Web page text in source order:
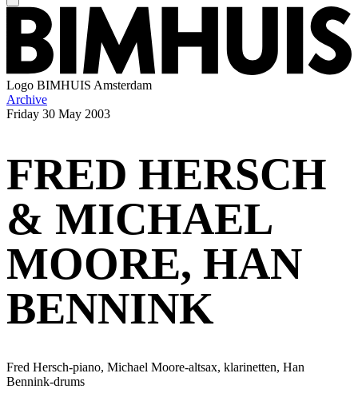
Logo BIMHUIS Amsterdam
Archive
Friday 30 May 2003
FRED HERSCH
& MICHAEL
MOORE, HAN
BENNINK
Fred Hersch-piano, Michael Moore-altsax, klarinetten, Han
Bennink-drums